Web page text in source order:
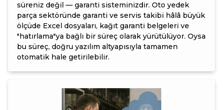
süreniz değil — garanti sisteminizdir. Oto yedek
parça sektöründe garanti ve servis takibi hâlâ büyük
ölçüde Excel dosyaları, kağıt garanti belgeleri ve
"hatırlama"ya bağlı bir süreç olarak yürütülüyor. Oysa
bu süreç, doğru yazılım altyapısıyla tamamen
otomatik hale getirilebilir.